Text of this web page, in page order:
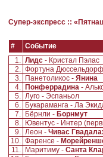
Супер-экспресс ::
# Событие
1. Лидс - Кристал Пэлас
2. Фортуна
3.
Панетоликос - Янина
4.
Понферрадина -
5. Луго - Эспаньол
6.
Букараманга - Ла
7.
Бёрнли - Борнмут
8.
Ювентус - Интер
9. Леон - Чивас
10. Фаренсе -
11.
Маритиму - Санта